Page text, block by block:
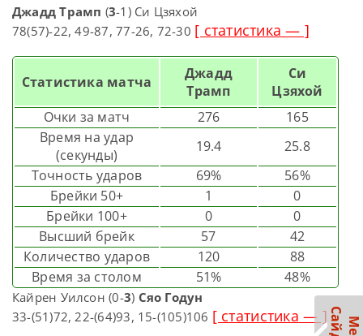
Джадд Трамп (3-1) Си Цзяхой
78(57)-22, 49-87, 77-26, 72-30 [ статистика — ]
Статистика матча
Джадд
Трамп
Си
Цзяхой
Очки за матч
276
165
Время на удар
(секунды)
19.4
25.8
Точность ударов
69%
56%
Брейки 50+
1
0
Брейки 100+
0
0
Высший брейк
57
42
Количество ударов
120
88
Время за столом
51% 48%
Кайрен Уилсон (0-3) Сяо Годун
33-(51)72, 22-(64)93, 15-(105)106 [ статистика — ]